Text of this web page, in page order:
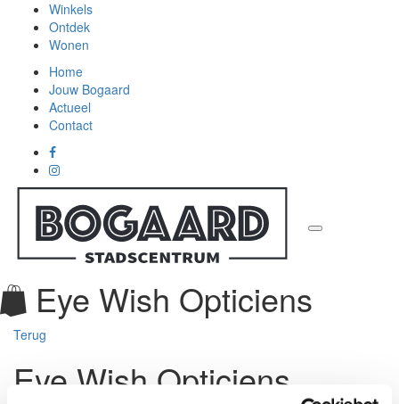
Winkels
Ontdek
Wonen
Home
Jouw Bogaard
Actueel
Contact
Eye Wish Opticiens
Terug
Eye Wish Opticiens